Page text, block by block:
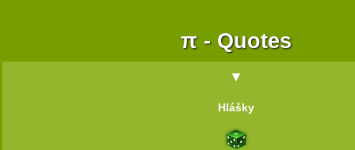
π - Quotes
▼
Hlášky